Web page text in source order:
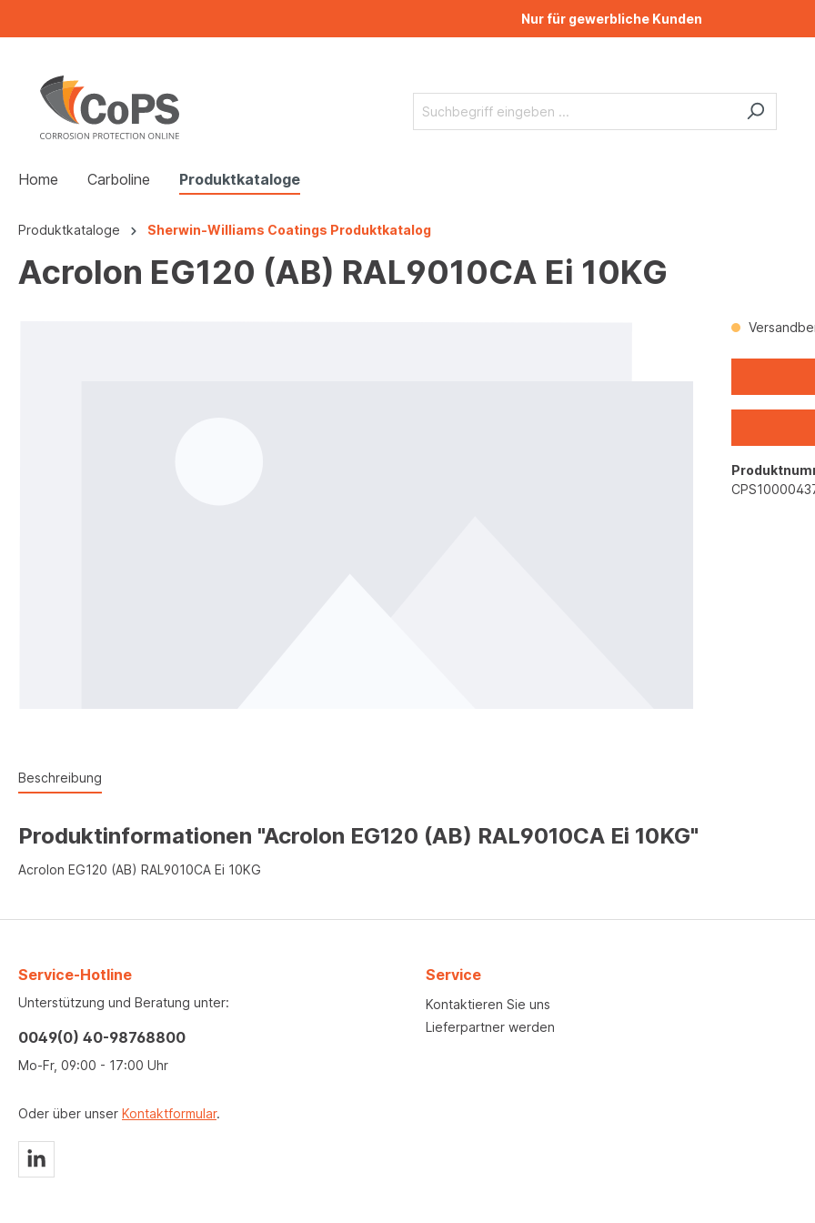
Nur für gewerbliche Kunden
Home Carboline Produktkataloge
Produktkataloge Sherwin-Williams Coatings Produktkatalog
Acrolon EG120 (AB) RAL9010CA Ei 10KG
Beschreibung
Produktinformationen "Acrolon EG120 (AB) RAL9010CA Ei 10KG"
Acrolon EG120 (AB) RAL9010CA Ei 10KG
Service-Hotline
Unterstützung und Beratung unter:
0049(0) 40-98768800
Mo-Fr, 09:00 - 17:00 Uhr
Oder über unser Kontaktformular.
Service
Kontaktieren Sie uns
Lieferpartner werden